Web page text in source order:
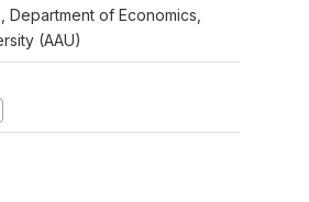
Department of Economics,
(AAU)